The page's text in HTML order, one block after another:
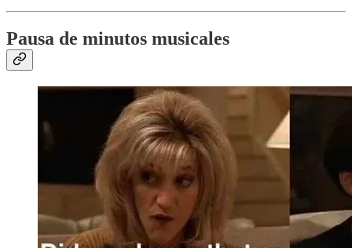
Pausa de minutos musicales